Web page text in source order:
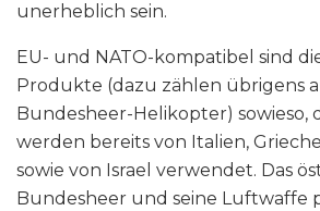
unerheblich sein.
EU- und NATO-kompatibel sind
Produkte (dazu zählen übrigens
Bundesheer-Helikopter) sowieso,
werden bereits von Italien,
sowie von Israel verwendet. Das
Bundesheer und seine Luftwaffe